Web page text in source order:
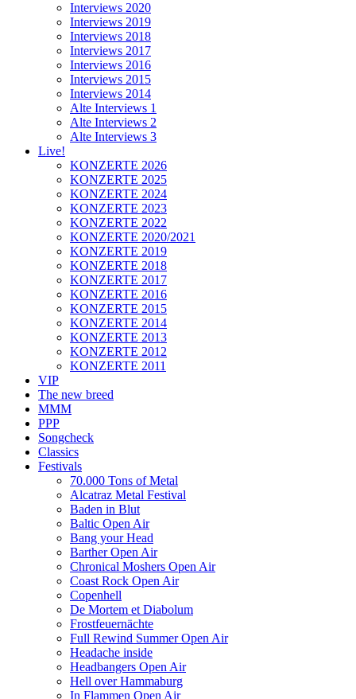
Interviews 2020
Interviews 2019
Interviews 2018
Interviews 2017
Interviews 2016
Interviews 2015
Interviews 2014
Alte Interviews 1
Alte Interviews 2
Alte Interviews 3
Live!
KONZERTE 2026
KONZERTE 2025
KONZERTE 2024
KONZERTE 2023
KONZERTE 2022
KONZERTE 2020/2021
KONZERTE 2019
KONZERTE 2018
KONZERTE 2017
KONZERTE 2016
KONZERTE 2015
KONZERTE 2014
KONZERTE 2013
KONZERTE 2012
KONZERTE 2011
VIP
The new breed
MMM
PPP
Songcheck
Classics
Festivals
70.000 Tons of Metal
Alcatraz Metal Festival
Baden in Blut
Baltic Open Air
Bang your Head
Barther Open Air
Chronical Moshers Open Air
Coast Rock Open Air
Copenhell
De Mortem et Diabolum
Frostfeuernächte
Full Rewind Summer Open Air
Headache inside
Headbangers Open Air
Hell over Hammaburg
In Flammen Open Air